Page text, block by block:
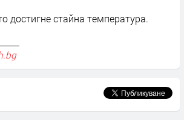
достигне стайна температура.